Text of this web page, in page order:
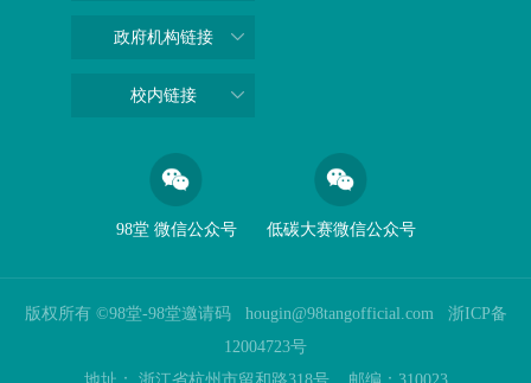
政府机构链接
校内链接
98堂 微信公众号 低碳大赛微信公众号
版权所有 ©98堂-98堂邀请码 hougin@98tangofficial.com
浙ICP备
12004723号